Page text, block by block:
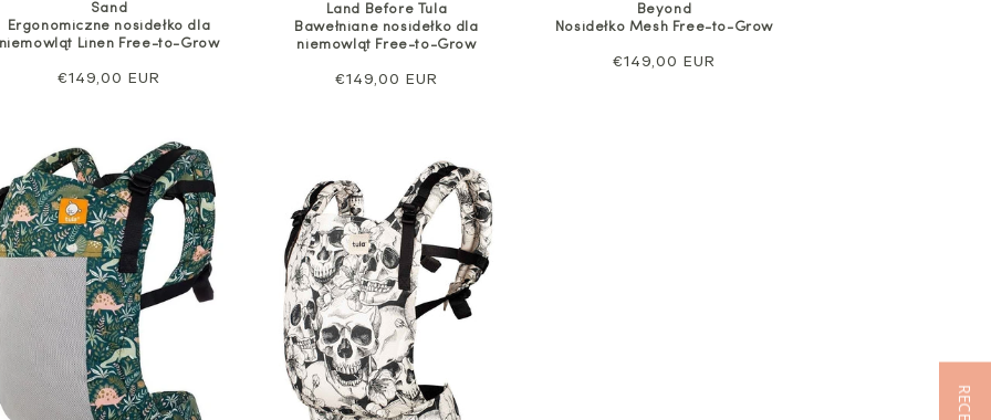
Sand
Ergonomiczne nosidełko dla
Linen Free-to-Grow
Cena
€149,00 EUR
Land Before Tula
Bawełniane nosidełko dla
niemowląt Free-to-Grow
Cena
€149,00 EUR
Beyond
Nosidełko Mesh Free-to-Grow
Cena
€149,00 EUR